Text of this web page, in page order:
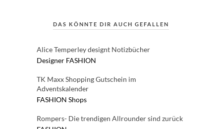
DAS KÖNNTE DIR AUCH GEFALLEN
Alice Temperley designt Notizbücher
Designer FASHION
TK Maxx Shopping Gutschein im
Adventskalender
FASHION Shops
Rompers- Die trendigen Allrounder sind zurück